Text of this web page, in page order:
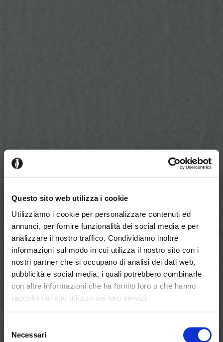
Questo sito web utilizza i cookie
Utilizziamo i cookie per personalizzare contenuti ed
annunci, per fornire funzionalità dei social media e per
analizzare il nostro traffico. Condividiamo inoltre
informazioni sul modo in cui utilizza il nostro sito con i
nostri partner che si occupano di analisi dei dati web,
pubblicità e social media, i quali potrebbero combinarle
con altre informazioni che ha fornito loro o che hanno
raccolto dal suo utilizzo dei loro servizi.
delNecessari
Parece que estás navegando Cerrar